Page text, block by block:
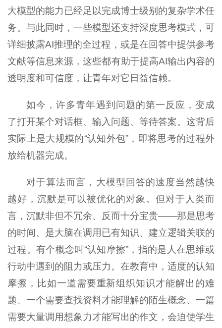
大模型的能力已经足以完成博士级别的复杂学术任
务。与此同时，一些模型还支持深度思考模式，可
详细披露AI推理的全过程，或是在回答中提供参考
文献等信息来源，这些都有助于提高AI输出内容的
透明度和可信度，让青年对它日益信赖。
如今，许多青年遇到问题的第一反应，变成
了打开某个对话框、输入问题、等待答案。这背后
实际上是大规模的“认知外包”，即将思考的过程外
放给机器完成。
对于算法而言，大模型回答的速度当然越快
越好，沉默是可以被优化的对象。但对于人类而
言，沉默非但不冗余、反而十分宝贵——那是思考
的时间、是大脑在调用已有知识、建立逻辑关联的
过程。有个概念叫“认知摩擦”，指的是人在思维或
行动中遇到的阻力或压力。在教育中，适度的认知
摩擦，比如一道需要重新组织知识才能解出的难
题、一个需要查找资料才能理解的陌生概念、一篇
需要大量调用想象力才能写出的作文，会迫使学生